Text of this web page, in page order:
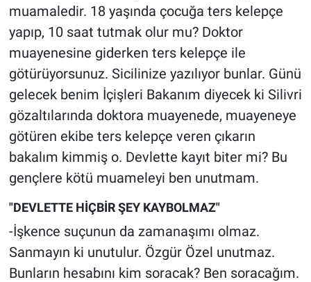
muamaledir. 18 yaşında çocuğa ters kelepçe
yapıp, 10 saat tutmak olur mu? Doktor
muayenesine giderken ters kelepçe ile
götürüyorsunuz. Sicilinize yazılıyor bunlar. Günü
gelecek benim İçişleri Bakanım diyecek ki Silivri
gözaltılarında doktora muayenede, muayeneye
götüren ekibe ters kelepçe veren çıkarın
bakalım kimmiş o. Devlette kayıt biter mi? Bu
gençlere kötü muameleyi ben unutmam.
"DEVLETTE HİÇBİR ŞEY KAYBOLMAZ"
-İşkence suçunun da zamanaşımı olmaz.
Sanmayın ki unutulur. Özgür Özel unutmaz.
Bunların hesabını kim soracak? Ben soracağım.